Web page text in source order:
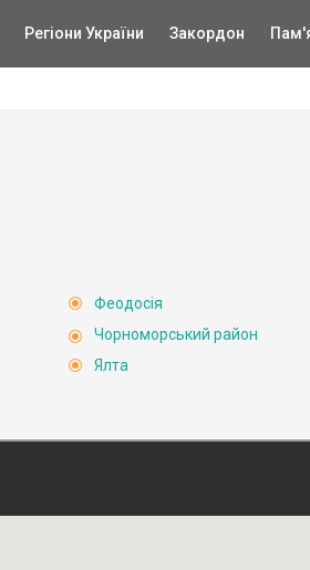
Регіони України Закордон
Феодосія
Чорноморський район
Ялта